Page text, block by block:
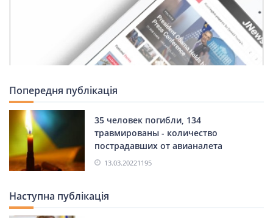
Попередня публікація
35 человек погибли, 134
травмированы - количество
пострадавших от авианалета
Яворовского полигона увеличилось
13.03.20221195
Наступна публікація